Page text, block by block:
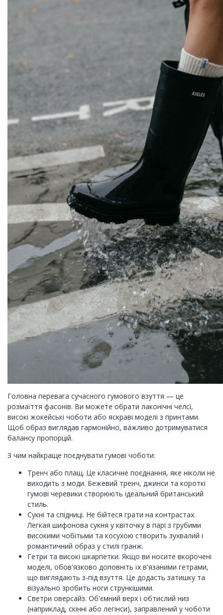
Головна перевага сучасного гумового взуття — це
розмаїття фасонів. Ви можете обрати лаконічні челсі,
високі жокейські чоботи або яскраві моделі з принтами.
Щоб образ виглядав гармонійно, важливо дотримуватися
балансу пропорцій.
З чим найкраще поєднувати гумові чоботи:
Тренч або плащ. Це класичне поєднання, яке ніколи не
виходить з моди. Бежевий тренч, джинси та короткі
гумові черевики створюють ідеальний британський
стиль.
Сукні та спідниці. Не бійтеся грати на контрастах.
Легкая шифонова сукня у квіточку в парі з грубими
високими чобітьми та косухою створить зухвалий і
романтичний образ у стилі гранж.
Гетри та високі шкарпетки. Якщо ви носите вкорочені
моделі, обов'язково доповніть їх в'язаними гетрами,
що виглядають з-під взуття. Це додасть затишку та
візуально зробить ноги стрункішими.
Светри оверсайз. Об'ємний верх і обтислий низ
(наприклад, скінні або легінси), заправлений у чоботи